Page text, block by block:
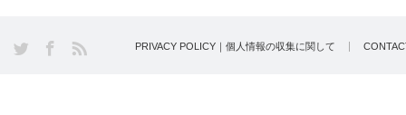
PRIVACY POLICY｜個人情報の収集に関して